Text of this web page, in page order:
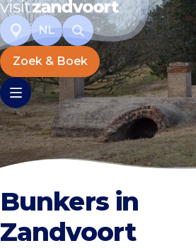
NL
Zoek & Boek
Bunkers in
Zandvoort